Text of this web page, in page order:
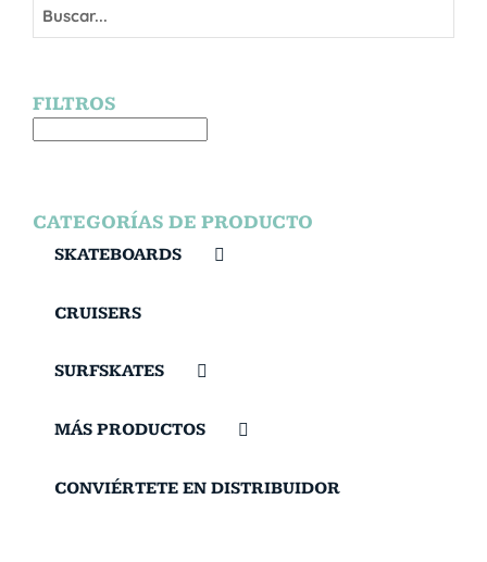
FILTROS
CATEGORÍAS DE PRODUCTO
SKATEBOARDS
CRUISERS
SURFSKATES
MÁS PRODUCTOS
CONVIÉRTETE EN DISTRIBUIDOR